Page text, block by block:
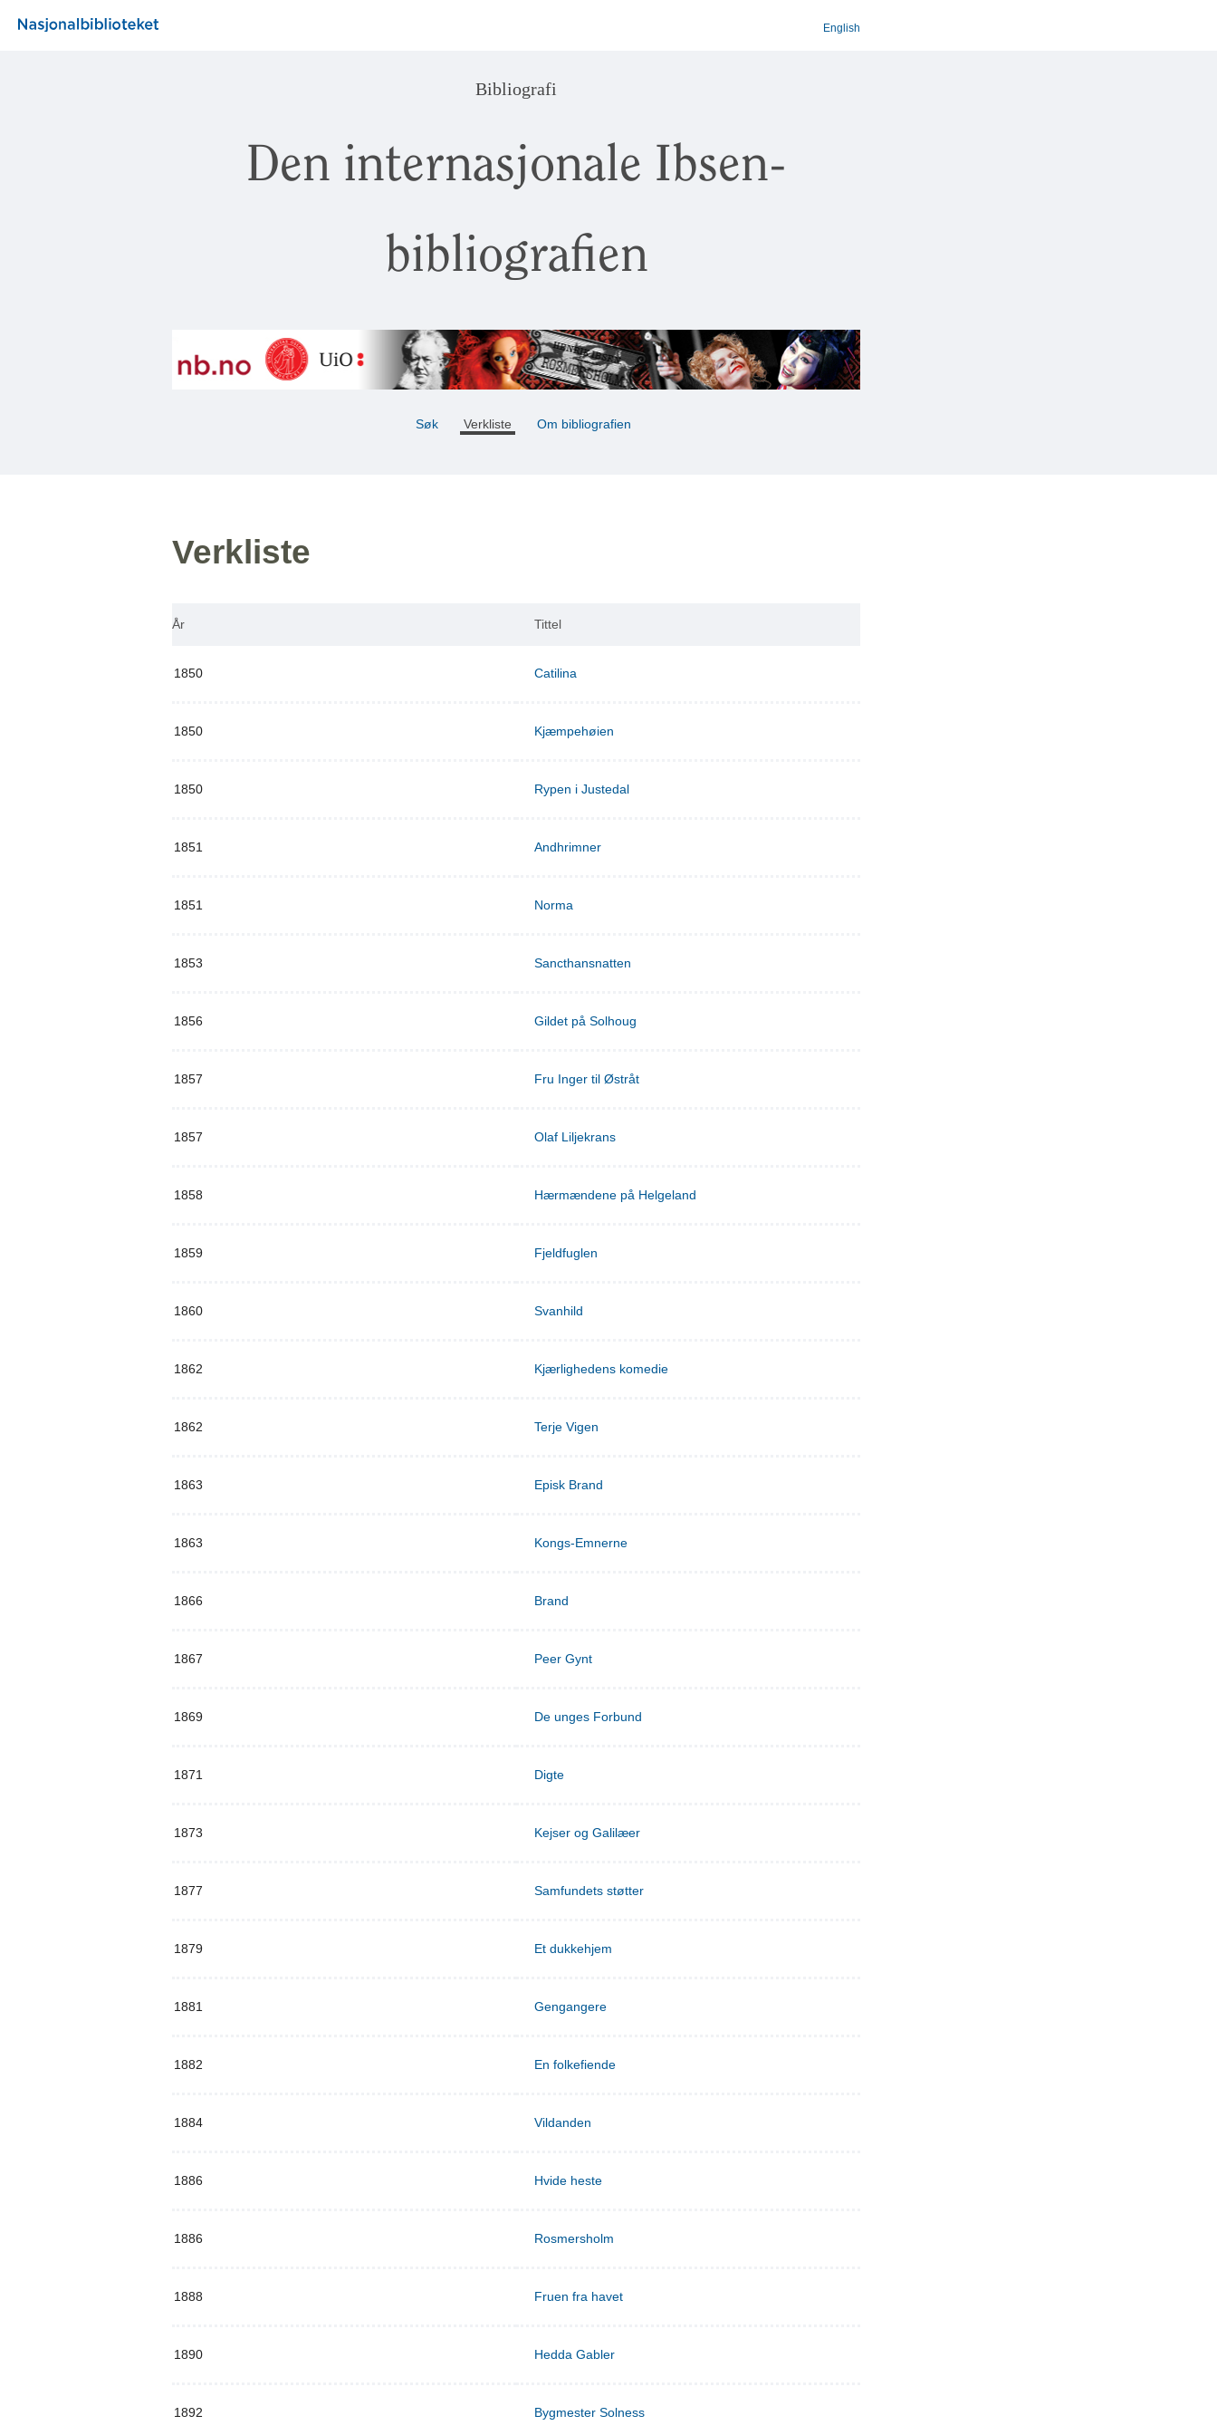
English
Bibliografi
Den internasjonale Ibsen-
bibliografien
Søk Verkliste Om bibliografien
Verkliste
År Tittel
1850 Catilina
1850 Kjæmpehøien
1850 Rypen i Justedal
1851 Andhrimner
1851 Norma
1853 Sancthansnatten
1856 Gildet på Solhoug
1857 Fru Inger til Østråt
1857 Olaf Liljekrans
1858 Hærmændene på Helgeland
1859 Fjeldfuglen
1860 Svanhild
1862 Kjærlighedens komedie
1862 Terje Vigen
1863 Episk Brand
1863 Kongs-Emnerne
1866 Brand
1867 Peer Gynt
1869 De unges Forbund
1871 Digte
1873 Kejser og Galilæer
1877 Samfundets støtter
1879 Et dukkehjem
1881 Gengangere
1882 En folkefiende
1884 Vildanden
1886 Hvide heste
1886 Rosmersholm
1888 Fruen fra havet
1890 Hedda Gabler
1892 Bygmester Solness